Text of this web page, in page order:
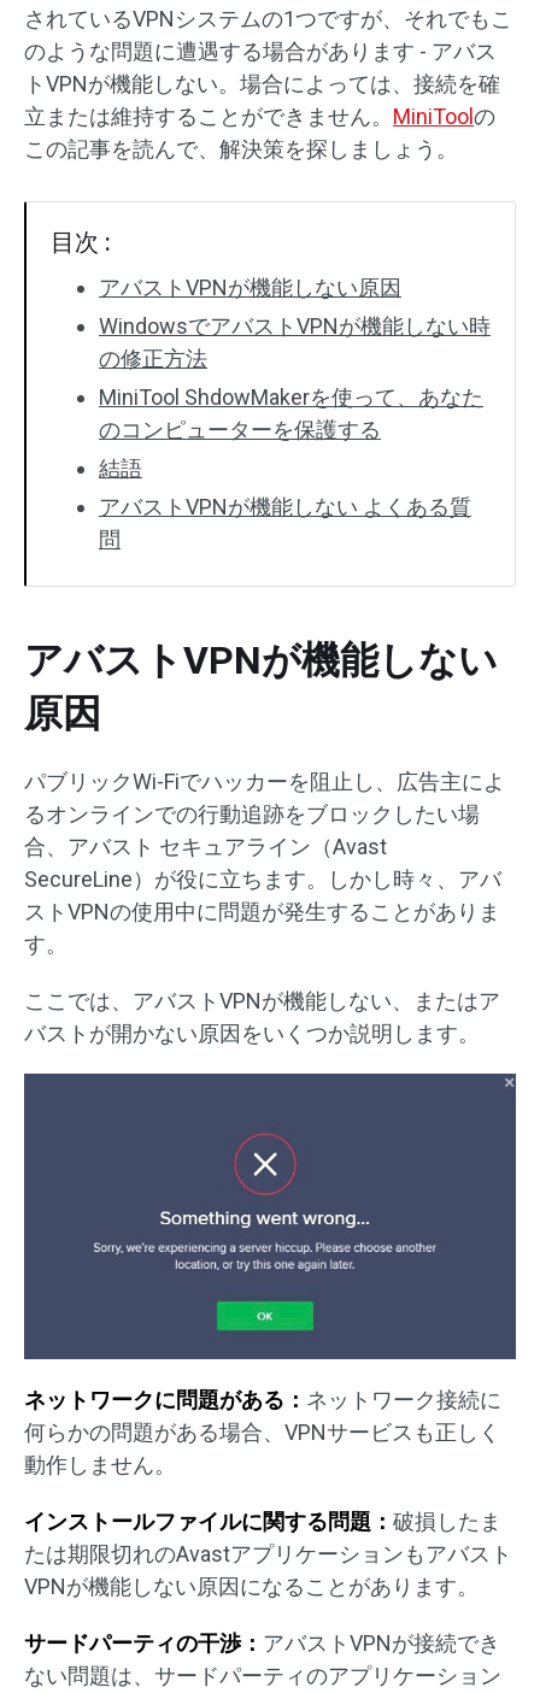
されているVPNシステムの1つですが、それでもこ
のような問題に遭遇する場合があります - アバス
トVPNが機能しない。場合によっては、接続を確
立または維持することができません。 MiniToolの
この記事を読んで、解決策を探しましょう。
目次 :
アバストVPNが機能しない原因
WindowsでアバストVPNが機能しない時
の修正方法
MiniTool ShdowMakerを使って、あなた
のコンピューターを保護する
結語
アバストVPNが機能しない よくある質
問
アバストVPNが機能しない
原因
パブリックWi-Fiでハッカーを阻止し、広告主によ
るオンラインでの行動追跡をブロックしたい場
合、アバスト セキュアライン（Avast
SecureLine）が役に立ちます。しかし時々、アバ
ストVPNの使用中に問題が発生することがありま
す。
ここでは、アバストVPNが機能しない、またはア
バストが開かない原因をいくつか説明します。
ネットワークに問題がある： ネットワーク接続に
何らかの問題がある場合、VPNサービスも正しく
動作しません。
インストールファイルに関する問題： 破損したま
たは期限切れのAvastアプリケーションもアバスト
VPNが機能しない原因になることがあります。
サードパーティの干渉： アバストVPNが接続でき
ない問題は、サードパーティのアプリケーション